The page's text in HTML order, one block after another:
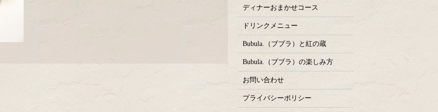
ディナーおまかせコース
ドリンクメニュー
Bubula.（ブブラ）と紅の蔵
Bubula.（ブブラ）の楽しみ方
お問い合わせ
プライバシーポリシー